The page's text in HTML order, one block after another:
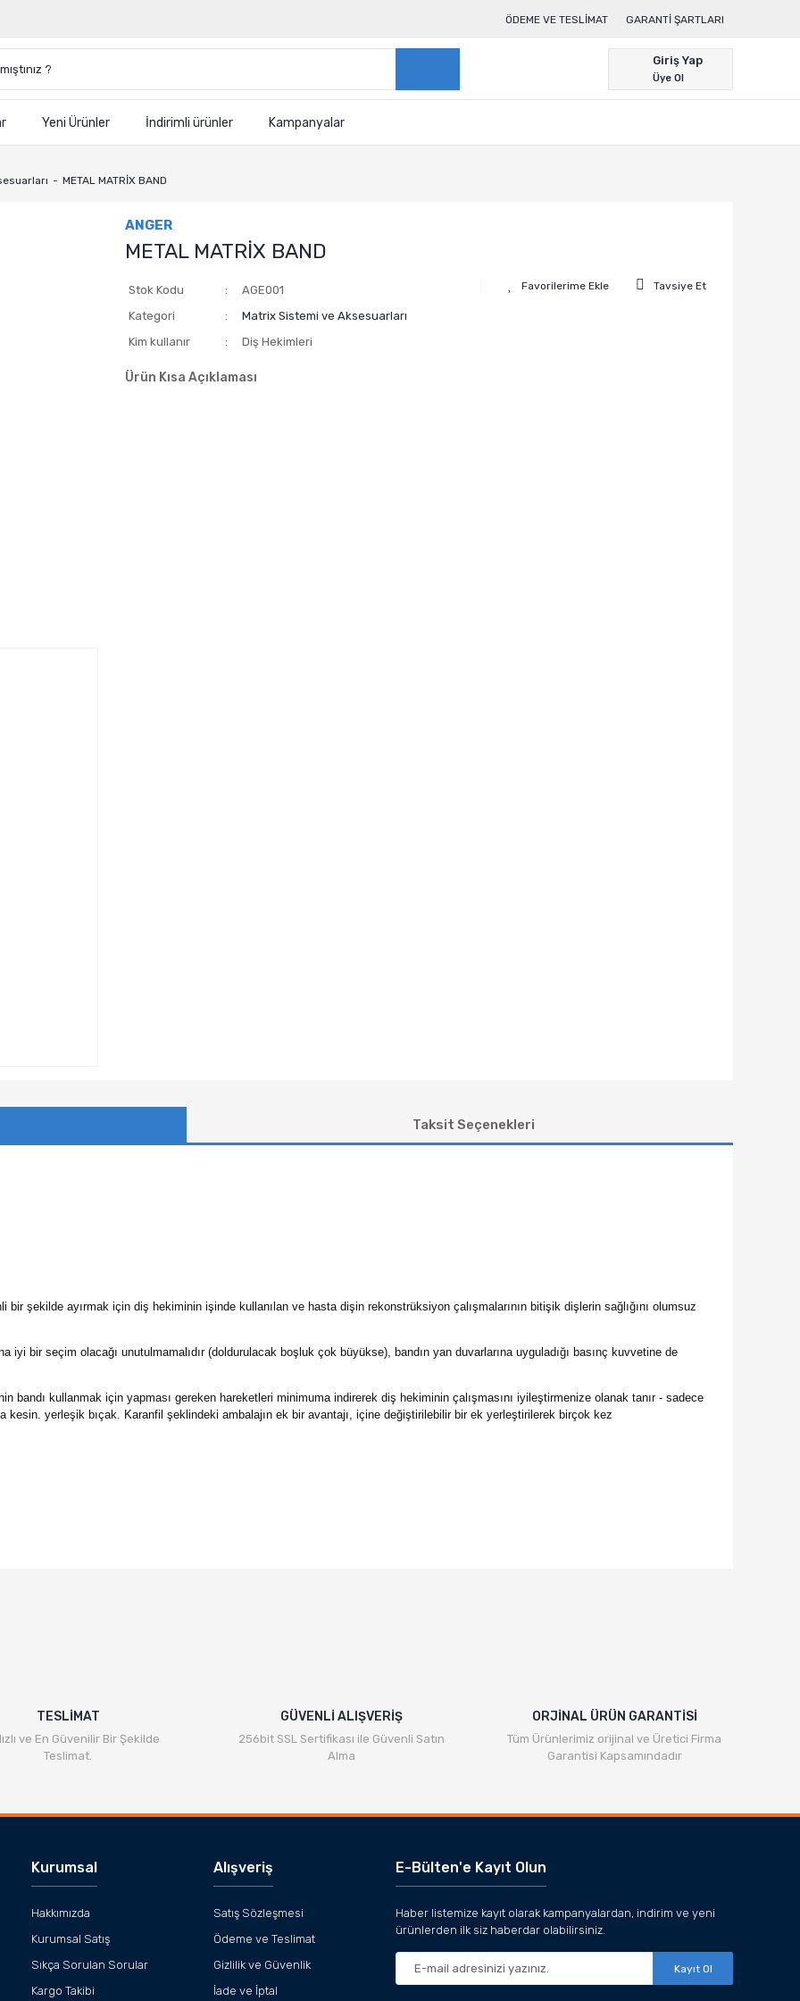
ÖDEME VE TESLIMAT GARANTI ŞARTLARI
Giriş Yap
Üye Ol
Yeni Ürünler İndirimli ürünler Kampanyalar
METAL MATRİX BAND
ANGER
METAL MATRİX BAND
Stok Kodu
AGE001
Kategori
Matrix Sistemi ve Aksesuarları
Kim kullanır
Diş Hekimleri
Ürün Kısa Açıklaması
Tavsiye Et
Taksit Seçenekleri
şekilde ayırmak için diş hekiminin işinde kullanılan ve hasta dişin rekonstrüksiyon çalışmalarının bitişik dişlerin sağlığını olumsuz
iyi bir seçim olacağı unutulmamalıdır (doldurulacak boşluk çok büyükse), bandın yan duvarlarına uyguladığı basınç kuvvetine de
bandı kullanmak için yapması gereken hareketleri minimuma indirerek diş hekiminin çalışmasını iyileştirmenize olanak tanır - sadece
kesin. yerleşik bıçak. Karanfil şeklindeki ambalajın ek bir avantajı, içine değiştirilebilir bir ek yerleştirilerek birçok kez
TESLİMAT
ve En Güvenilir Bir Şekilde
Teslimat.
GÜVENLİ ALIŞVERİŞ
256bit SSL Sertifikası ile Güvenli Satın
Alma
ORJİNAL ÜRÜN GARANTİSİ
Tüm Ürünlerimiz orijinal ve Üretici Firma
Garantisi Kapsamındadır
Kurumsal
Hakkımızda
Kurumsal Satış
Sıkça Sorulan Sorular
Kargo Takibi
Alışveriş
Satış Sözleşmesi
Ödeme ve Teslimat
Gizlilik ve Güvenlik
İade ve İptal
E-Bülten'e Kayıt Olun
Haber listemize kayıt olarak kampanyalardan, indirim ve yeni
ürünlerden ilk siz haberdar olabilirsiniz.
Kayıt Ol